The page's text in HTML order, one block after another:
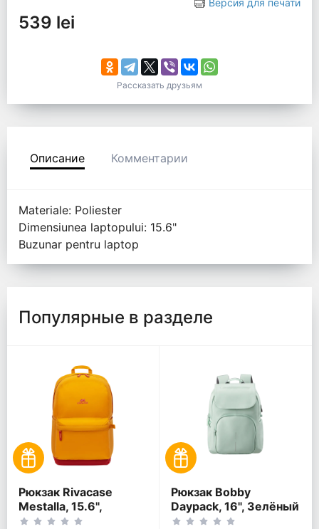
Версия для печати
539 lei
Рассказать друзьям
Описание Комментарии
Materiale: Poliester
Dimensiunea laptopului: 15.6"
Buzunar pentru laptop
Популярные в разделе
Рюкзак Rivacase
Mestalla, 15.6",
Золотой
Рюкзак Bobby
Daypack, 16", Зелёный